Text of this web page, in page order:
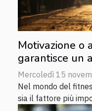
Motivazione o
garantisce un
Mercoledì 15
Nel mondo del
sia il fattore più